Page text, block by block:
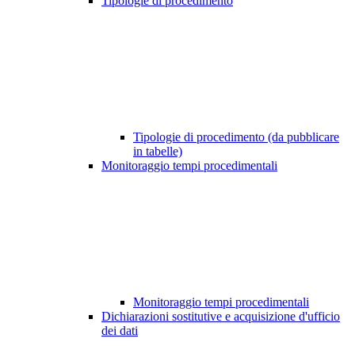
Tipologie di procedimento (da pubblicare
in tabelle)
Monitoraggio tempi procedimentali
Monitoraggio tempi procedimentali
Dichiarazioni sostitutive e acquisizione d'ufficio
dei dati